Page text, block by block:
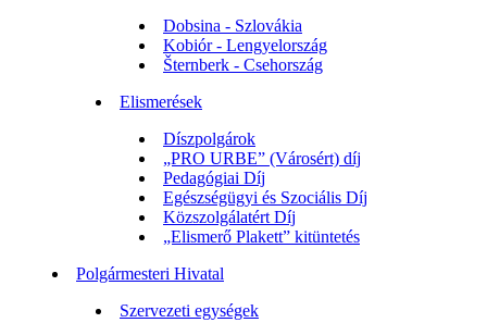
Dobsina - Szlovákia
Kobiór - Lengyelország
Šternberk - Csehország
Elismerések
Díszpolgárok
„PRO URBE” (Városért) díj
Pedagógiai Díj
Egészségügyi és Szociális Díj
Közszolgálatért Díj
„Elismerő Plakett” kitüntetés
Polgármesteri Hivatal
Szervezeti egységek